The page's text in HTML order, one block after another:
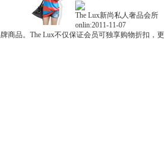
The Lux新尚私人奢品会所
onlin:2011-11-07
商品。The Lux不仅保证会员可独享购物折扣，更